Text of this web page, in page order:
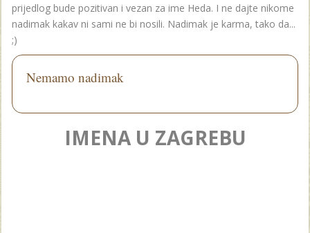
prijedlog bude pozitivan i vezan za ime Heda. I ne dajte nikome
nadimak kakav ni sami ne bi nosili. Nadimak je karma, tako da...
;)
Nemamo nadimak
IMENA U ZAGREBU